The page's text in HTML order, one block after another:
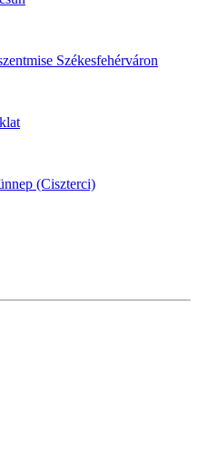
Székesfehérváron
(Ciszterci)